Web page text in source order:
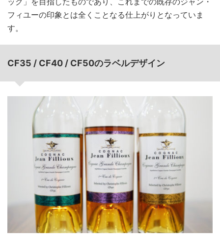
フィユーの印象とは全くことなる仕上がりとなっていま
す。
CF35 / CF40 / CF50のラベルデザイン